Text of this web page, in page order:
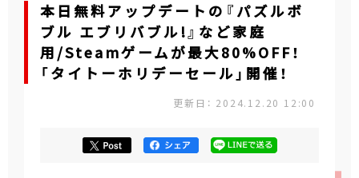
本日無料アップデートの『パズルボ
ブル エブリバブル!』など家庭
用/Steamゲームが最大80%OFF！
「タイトーホリデーセール」開催！
更新日： 2024.12.20 12:00